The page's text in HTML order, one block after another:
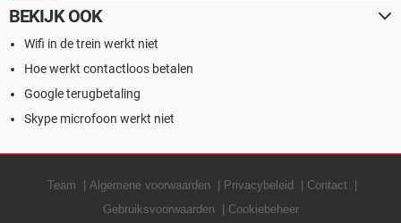
BEKIJK OOK
Wifi in de trein werkt niet
Hoe werkt contactloos betalen
Google terugbetaling
Skype microfoon werkt niet
Team Algemene voorwaarden Privacybeleid
Contact
Gebruiksvoorwaarden
Cookiebeheer